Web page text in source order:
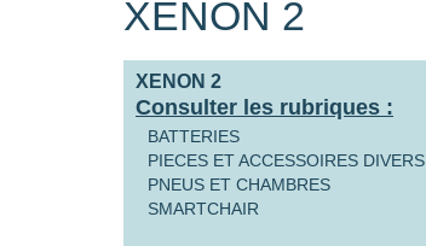
XENON 2
XENON 2
Consulter les rubriques :
BATTERIES
PIECES ET ACCESSOIRES DIVERS
PNEUS ET CHAMBRES
SMARTCHAIR